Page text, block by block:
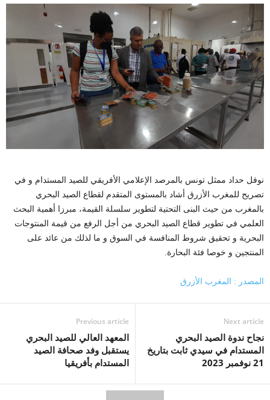
نوفل حداد ممثل تونس بالمرصد الإعلامي الأفريقي للصيد المستدام و في
تصريح للمغرب الأزرق أشاد بالمستوى المتقدم لقطاع الصيد البحري
بالمغرب من حيث البنى التحتية لتطوير سلسلة القيمة، مبرزا أهمية البحث
العلمي في تطوير قطاع الصيد البحري من أجل الرفع من قيمة المنتوجات
البحرية و تحقيق شروط المنافسة في السوق و ما لذلك من عائد على
المنتجين و خوصا فئة البحارة.
المصدر : المغرب الأزرق
Previous article
المعهد العالي للصيد البحري
يستقبل وفد صحافة الصيد
المستدام بأفريقيا
Next article
نجاح ندوة الصيد البحري
المستدام في سيدي ثابت بتاريخ
21 نوفمبر 2023